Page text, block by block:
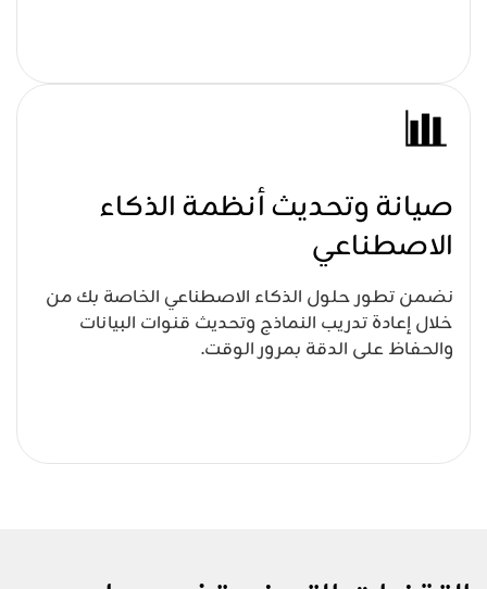
صيانة وتحديث أنظمة الذكاء
الاصطناعي
نضمن تطور حلول الذكاء الاصطناعي الخاصة بك من
خلال إعادة تدريب النماذج وتحديث قنوات البيانات
والحفاظ على الدقة بمرور الوقت.